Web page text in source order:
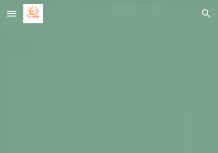
Skip to main content Skip to navigation